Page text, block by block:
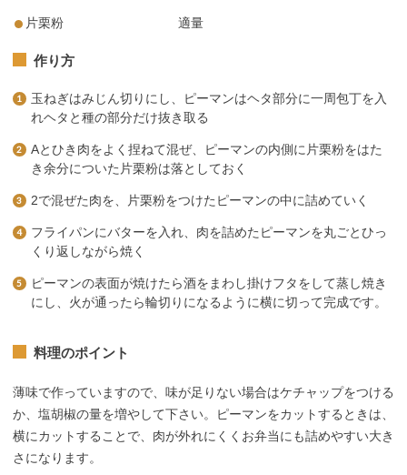
片栗粉 適量
作り方
玉ねぎはみじん切りにし、ピーマンはヘタ部分に一周包丁を入
れヘタと種の部分だけ抜き取る
Aとひき肉をよく捏ねて混ぜ、ピーマンの内側に片栗粉をはた
き余分についた片栗粉は落としておく
2で混ぜた肉を、片栗粉をつけたピーマンの中に詰めていく
フライパンにバターを入れ、肉を詰めたピーマンを丸ごとひっ
くり返しながら焼く
ピーマンの表面が焼けたら酒をまわし掛けフタをして蒸し焼き
にし、火が通ったら輪切りになるように横に切って完成です。
料理のポイント
薄味で作っていますので、味が足りない場合はケチャップをつける
か、塩胡椒の量を増やして下さい。ピーマンをカットするときは、
横にカットすることで、肉が外れにくくお弁当にも詰めやすい大き
さになります。